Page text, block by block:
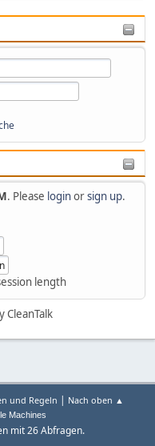
. Please loginorsign up.
length
CleanTalk
und Regeln Nach oben ▲
Machines
mit 26 Abfragen.